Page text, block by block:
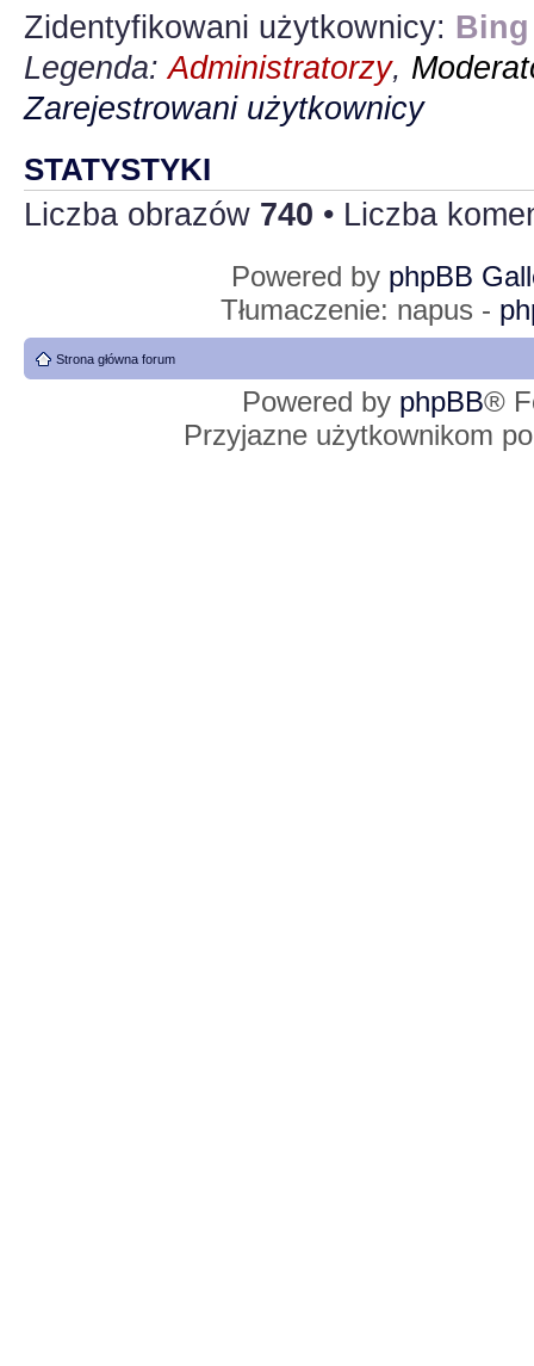
Zidentyfikowani użytkownicy:
Legenda:Administratorzy,
Zarejestrowani użytkownicy
STATYSTYKI
Liczba obrazów 740 • Liczba
Powered by phpBB
Tłumaczenie: napus -
Strona główna forum
Powered by phpBB®
Przyjazne użytkownikom